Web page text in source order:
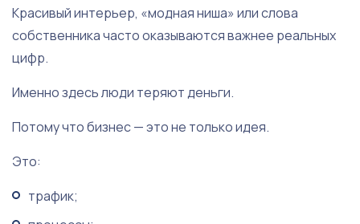
Красивый интерьер, «модная ниша» или слова
собственника часто оказываются важнее реальных
цифр.
Именно здесь люди теряют деньги.
Потому что бизнес — это не только идея.
Это:
трафик;